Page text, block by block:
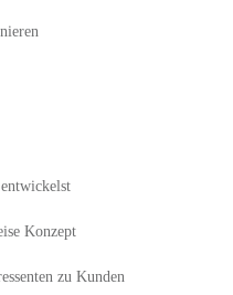
Konzept
zu Kunden